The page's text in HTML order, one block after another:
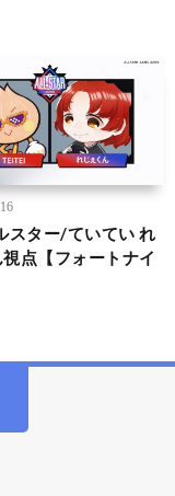
スター/ていてい れ
視点【フォートナイ